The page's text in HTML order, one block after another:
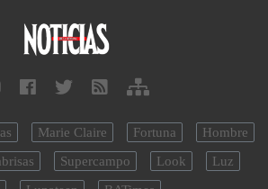
Marie Claire Fortuna
Hombre
Supercampo Look
Luz